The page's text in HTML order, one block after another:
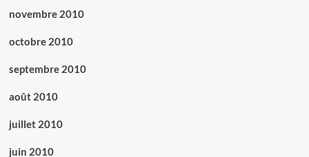
novembre 2010
octobre 2010
septembre 2010
août 2010
juillet 2010
juin 2010